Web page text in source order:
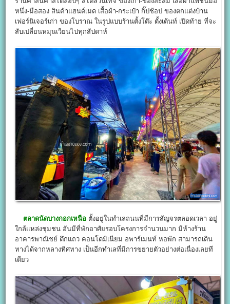
หนึ่ง-มือสอง สินค้าแฮนด์เมด เสื้อผ้า-กระเป๋า กิ๊ปช้อป ของตกแต่งบ้าน
เฟอร์นิเจอร์เก่า ของโบราณ ในรูปแบบร้านตั้งโต๊ะ ตั้งเต้นท์ เปิดท้าย ที่จะ
สับเปลี่ยนหมุนเวียนไปทุกสัปดาห์
ตลาดนัดบางกอกเหนือ ตั้งอยู่ในทำเลถนนที่มีการสัญจรตลอดเวลา อยู่
ใกล้แหล่งชุมชน อันมีที่พักอาศัยรอบโครงการจำนวนมาก มีห้างร้าน
อาคารพาณิชย์ ตึกแถว คอนโดมิเนียม อพาร์เมนท์ หอพัก สามารถเดิน
ทางได้จากหลางทิศทาง เป็นอีกทำเลที่มีการขยายตัวอย่างต่อเนื่องเลยที
เดียว